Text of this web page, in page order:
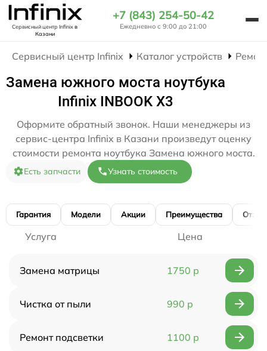
Сервисный центр Infinixв
Казани
+7 (843) 254-50-42
Ежедневно с 9:00 до 21:00
Сервисный центр Infinix Каталог устройств
Замена южного моста ноутбука
Infinix INBOOK X3
Оформите обратный звонок. Наши менеджеры из
сервис-центра Infinix в Казани произведут оценку
стоимости ремонта ноутбука Замена южного моста.
Есть запчасти Узнать стоимость
Гарантия Модели Акции Преимущества
Услуга Цена
Замена матрицы 1750 р
Чистка от пыли 990 р
Ремонт подсветки 1100 р